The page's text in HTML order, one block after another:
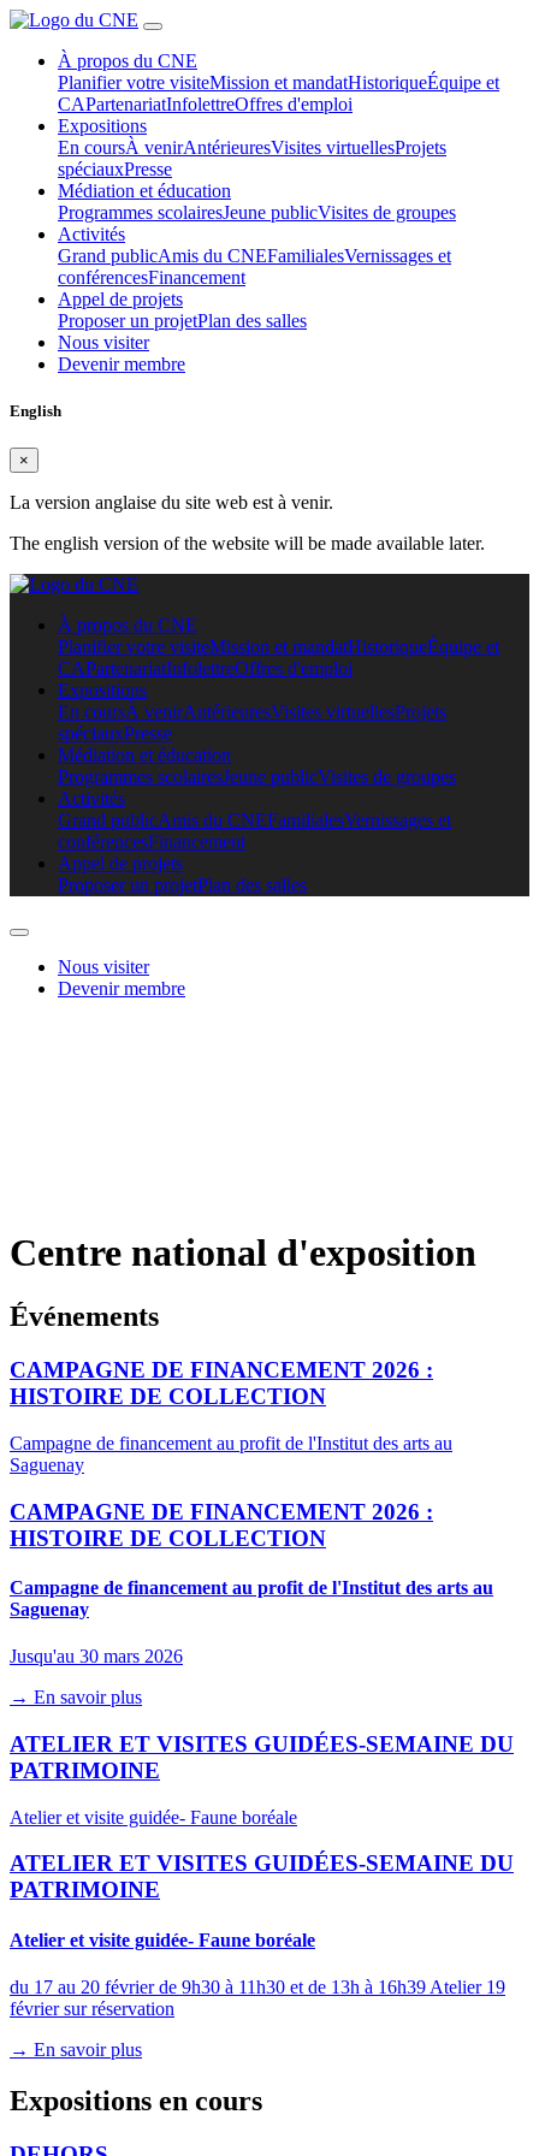
À propos du CNE
Planifier votre visiteMission et mandatHistoriqueÉquipe et
CAPartenariatInfolettreOffres d'emploi
Expositions
En coursÀ venirAntérieuresVisites virtuellesProjets
spéciauxPresse
Médiation et éducation
Programmes scolairesJeune publicVisites de groupes
Activités
Grand publicAmis du CNEFamilialesVernissages et
conférencesFinancement
Appel de projets
Proposer un projetPlan des salles
Nous visiter
Devenir membre
English
×
La version anglaise du site web est à venir.
The english version of the website will be made available later.
À propos du CNE
Planifier votre visiteMission et mandatHistoriqueÉquipe et
CAPartenariatInfolettreOffres d'emploi
Expositions
En coursÀ venirAntérieuresVisites virtuellesProjets
spéciauxPresse
Médiation et éducation
Programmes scolairesJeune publicVisites de groupes
Activités
Grand publicAmis du CNEFamilialesVernissages et
conférencesFinancement
Appel de projets
Proposer un projetPlan des salles
Nous visiter
Devenir membre
Centre national d'exposition
Événements
CAMPAGNE DE FINANCEMENT 2026 :
HISTOIRE DE COLLECTION
Campagne de financement au profit de l'Institut des arts au
Saguenay
CAMPAGNE DE FINANCEMENT 2026 :
HISTOIRE DE COLLECTION
Campagne de financement au profit de l'Institut des arts au
Saguenay
Jusqu'au 30 mars 2026
→ En savoir plus
ATELIER ET VISITES GUIDÉES-SEMAINE DU
PATRIMOINE
Atelier et visite guidée- Faune boréale
ATELIER ET VISITES GUIDÉES-SEMAINE DU
PATRIMOINE
Atelier et visite guidée- Faune boréale
du 17 au 20 février de 9h30 à 11h30 et de 13h à 16h39 Atelier 19
février sur réservation
→ En savoir plus
Expositions en cours